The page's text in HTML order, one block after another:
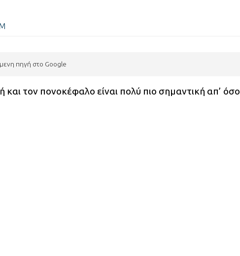
πηγή στο Google
τον πονοκέφαλο είναι πολύ πιο σημαντική απ’ όσο